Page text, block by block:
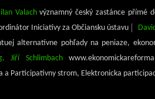
Valachvýznamný český zastánce přímé
Iniciatívy za Občiansku ústavu
alternatívne pohľady na peniaze,
Jiří Schlimbach
Participativny strom, Elektronicka